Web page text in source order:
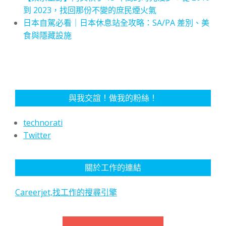
到 2023，找回那份不變的庶民煙火氣
日本自駕必看｜日本休息站全攻略：SA/PA 差別、美
食與隱藏設施
與我交誼！做我的粉絲！
technorati
Twitter
關於工作的連結
Careerjet,找工作的搜尋引擎